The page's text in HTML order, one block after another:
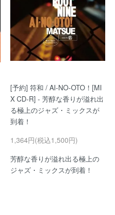
[予約] 符和 / AI-NO-OTO！[MI
X CD-R] - 芳醇な香りが溢れ出
る極上のジャズ・ミックスが
到着！
1,364円(税込1,500円)
芳醇な香りが溢れ出る極上の
ジャズ・ミックスが到着！